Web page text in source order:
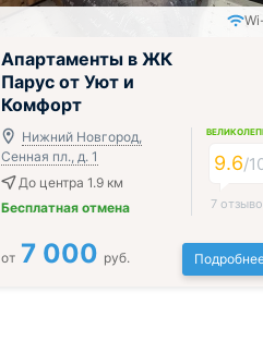
Апартаменты в ЖК
Парус от Уют и
Комфорт
Нижний Новгород,
Сенная пл., д. 1
До центра 1.9 км
Бесплатная отмена
9.6/
7
от 7 000 руб.